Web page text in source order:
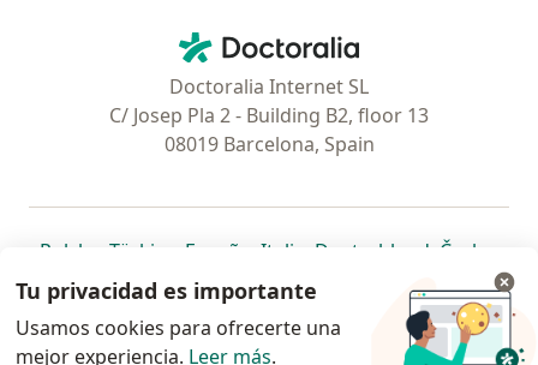
Doctoralia - Página de inicio
Doctoralia Internet SL
C/ Josep Pla 2 - Building B2, floor 13
08019 Barcelona, Spain
Polska se abre en una nueva pestaña
Türkiye se abre en una nueva pestaña
España se abre en una nueva pestaña
Italia se abre en una nueva
Deutschlandse abre en
Česko
Portugal
se abre en una nueva pestaña
México se abre en una nueva pestaña
Chile se abre en una nueva pestaña
Brasil se abre en una nueva
se abre en
se
se abre en una nueva
www.doctoralia.pe © 2026 - Encuentra tu
Tu privacidad es importante
Usamos cookies para ofrecerte una
mejor experiencia. Leer más.